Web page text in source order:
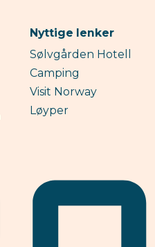
Nyttige lenker
Sølvgården Hotell
Camping
Visit Norway
Løyper